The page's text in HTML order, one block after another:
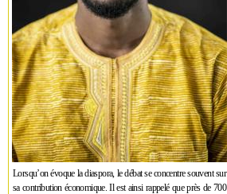
Lorsqu’on évoque la diaspora, le débat se concentre souvent sur
sa contribution économique. Il est ainsi rappelé que près de 700